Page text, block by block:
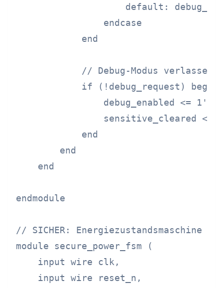
default:
                endcase
            end
            // Debug-Modus verlassen
            if (!debug_request) begin
debug_enabled <=
sensitive_cleared <=
            end
        end
    end
endmodule
// SICHER: Energiezustandsmaschine
module secure_power_fsm (
    input wire clk,
    input wire reset_n,